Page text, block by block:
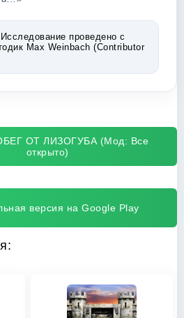
Исследование проведено с
Max Weinbach (Contributor
ОТ ЛИЗОГУБА (Мод: Все
открыто)
версия на Google Play